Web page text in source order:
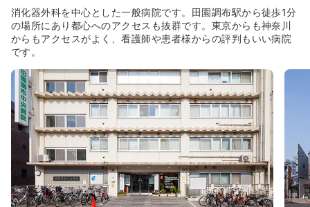
給与 22.9万円/月 賞与3.6ヶ月
※経験3年の例
時間
日祝休み
オンコールあり 月給22万円以上可
気になる 詳細を見る
内視鏡 正看護師 一般病院
日勤のみ（常勤） 一時募集休止
給与 23.7万円/月 賞与1回
消化器外科を中心とした一般病院です。田園調布駅から徒歩1分
の場所にあり都心へのアクセスも抜群です。東京からも神奈川
からもアクセスがよく、看護師や患者様からの評判もいい病院
です。